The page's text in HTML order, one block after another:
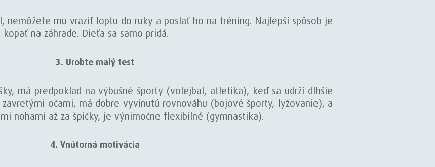
nemôžete mu vraziť loptu do ruky a poslať ho na tréning. Najlepší spôsob je
na záhrade. Dieťa sa samo pridá.
3. Urobte malý test
má predpoklad na výbušné športy (volejbal, atletika), keď sa udrží dlhšie
očami, má dobre vyvinutú rovnováhu (bojové športy, lyžovanie), a
nohami až za špičky, je výnimočne flexibilné (gymnastika).
4. Vnútorná motivácia